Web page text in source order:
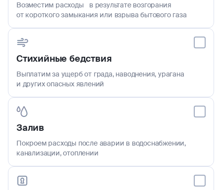
Возместим расходы в результате возгорания
от короткого замыкания или взрыва бытового газа
Стихийные бедствия
Выплатим за ущерб от града, наводнения, урагана
и других опасных явлений
Залив
Покроем расходы после аварии в водоснабжении,
канализации, отоплении